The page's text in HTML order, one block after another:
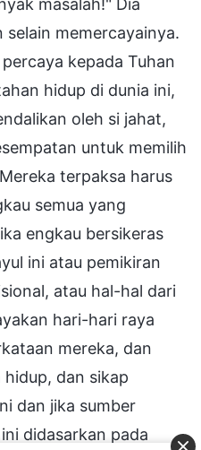
memercayainya.
kepada Tuhan
hidup di dunia ini,
oleh si jahat,
untuk memilih
terpaksa harus
semua yang
engkau bersikeras
ini atau pemikiran
atau hal-hal dari
hari-hari raya
mereka, dan
dan sikap
dan jika sumber
didasarkan pada